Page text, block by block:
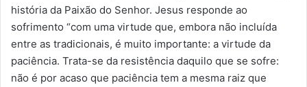
história da Paixão do Senhor. Jesus responde ao
sofrimento “com uma virtude que, embora não incluída
entre as tradicionais, é muito importante: a virtude da
paciência. Trata-se da resistência daquilo que se sofre:
não é por acaso que paciência tem a mesma raiz que